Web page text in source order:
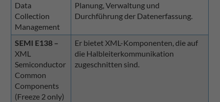
Data
Collection
Management
Planung, Verwaltung und
Durchführung der Datenerfassung.
SEMI E138 –
XML
Semiconductor
Common
Components
(Freeze 2 only)
Er bietet XML-Komponenten, die auf
die Halbleiterkommunikation
zugeschnitten sind.